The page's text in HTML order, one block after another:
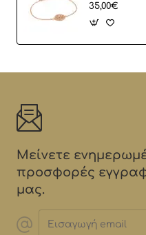
35,00€
Μείνετε
προσφορές
μας.
email